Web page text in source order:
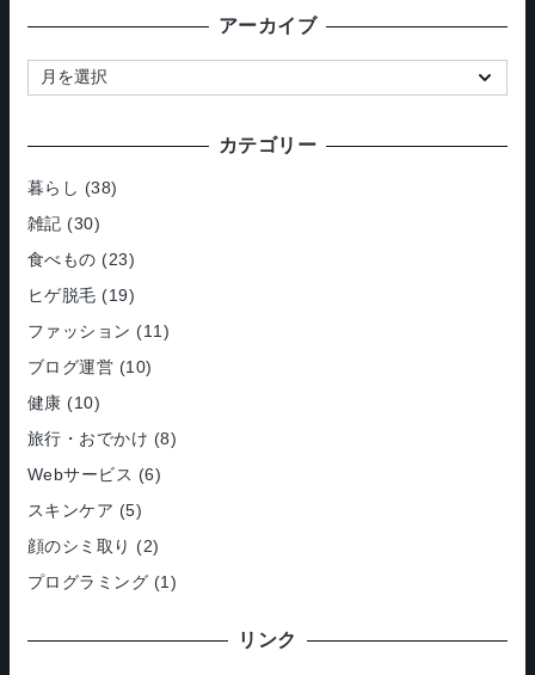
アーカイブ
ー
ブ
カテゴリー
暮らし (38)
雑記 (30)
食べもの (23)
ヒゲ脱毛 (19)
ファッション (11)
ブログ運営 (10)
健康 (10)
旅行・おでかけ (8)
Webサービス (6)
スキンケア (5)
顔のシミ取り (2)
プログラミング (1)
リンク